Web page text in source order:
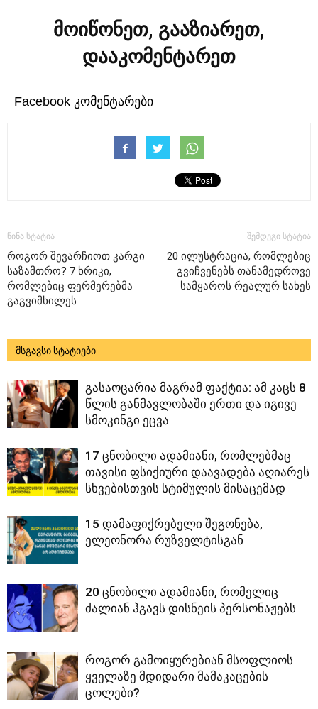
მოიწონეთ, გააზიარეთ,
დააკომენტარეთ
Facebook კომენტარები
წინა სტატია
როგორ შევარჩიოთ კარგი
საზამთრო? 7 ხრიკი,
რომლებიც ფერმერებმა
გაგვიმხილეს
შემდეგი სტატია
20 ილუსტრაცია, რომლებიც
გვიჩვენებს თანამედროვე
სამყაროს რეალურ სახეს
მსგავსი სტატიები
გასაოცარია მაგრამ ფაქტია: ამ კაცს 8
წლის განმავლობაში ერთი და იგივე
სმოკინგი ეცვა
17 ცნობილი ადამიანი, რომლებმაც
თავისი ფსიქიური დაავადება აღიარეს
სხვებისთვის სტიმულის მისაცემად
15 დამაფიქრებელი შეგონება,
ელეონორა რუზველტისგან
20 ცნობილი ადამიანი, რომელიც
ძალიან ჰგავს დისნეის პერსონაჟებს
როგორ გამოიყურებიან მსოფლიოს
ყველაზე მდიდარი მამაკაცების
ცოლები?